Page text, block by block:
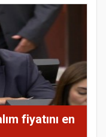
fiyatını en